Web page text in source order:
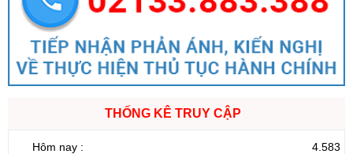
THỐNG KÊ TRUY CẬP
Hôm nay :
4.583